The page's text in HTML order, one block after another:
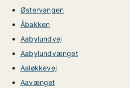
Østervangen
Åbakken
Aabylundvej
Aabylundvænget
Aaløkkevej
Aavænget